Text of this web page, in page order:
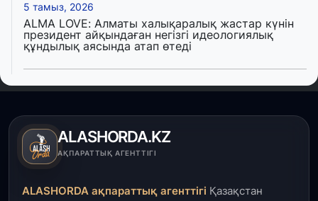
5 тамыз, 2026
ALMA LOVE: Алматы халықаралық жастар күнін
президент айқындаған негізгі идеологиялық
құндылық аясында атап өтеді
5 тамыз, 2026
тұрғын үйді салып бітті
4 тамыз, 2026
ALASHORDA.KZ
АҚПАРАТТЫҚ АГЕНТТІГІ
ALASHORDA ақпараттық агенттігі Қазақстан